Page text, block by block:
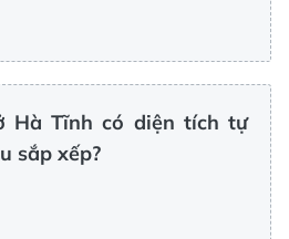
Hà Tĩnh có diện tích tự
sắp xếp?